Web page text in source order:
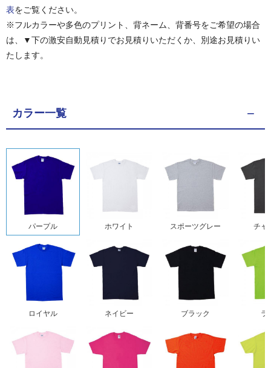
表をご覧ください。
※フルカラーや多色のプリント、背ネーム、背番号をご希望の場合
は、▼下の激安自動見積りでお見積りいただくか、別途お見積りい
たします。
カラー一覧
パープル ホワイト スポーツグレー チャ
ロイヤル ネイビー ブラック ラ